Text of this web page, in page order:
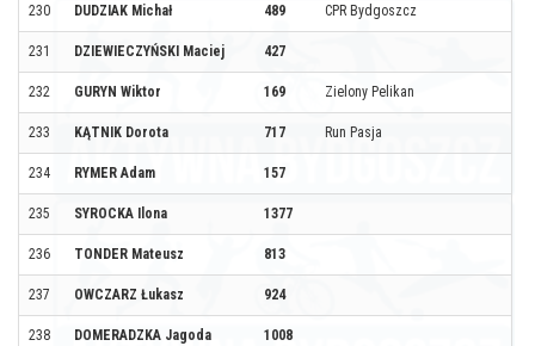
230 DUDZIAK Michał 489 CPR Bydgoszcz
231 DZIEWIECZYŃSKI Maciej 427
232 GURYN Wiktor 169 Zielony Pelikan
233 KĄTNIK Dorota 717 Run Pasja
234 RYMER Adam 157
235 SYROCKA Ilona 1377
236 TONDER Mateusz 813
237 OWCZARZ Łukasz 924
238 DOMERADZKA Jagoda 1008